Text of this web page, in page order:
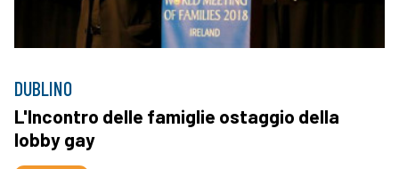
DUBLINO
L'Incontro delle famiglie ostaggio della
lobby gay